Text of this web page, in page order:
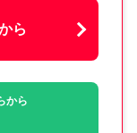
ら
から